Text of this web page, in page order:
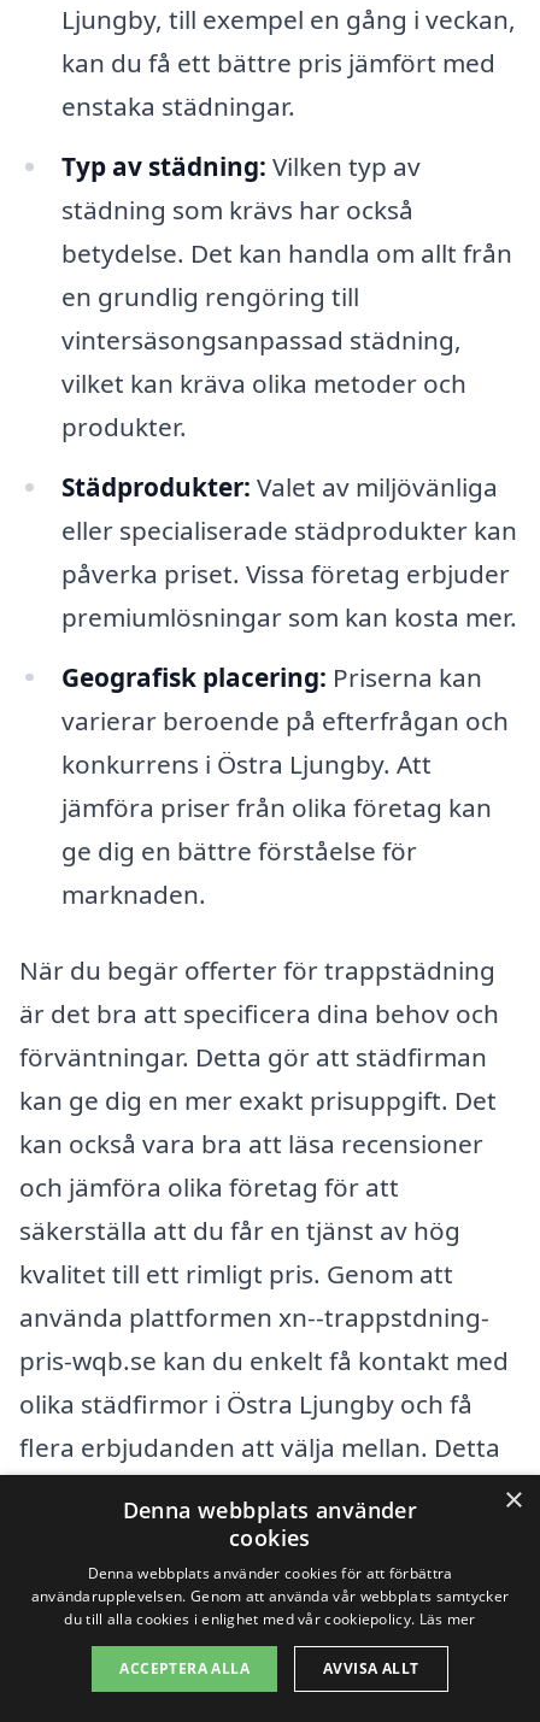
Ljungby, till exempel en gång i veckan,
kan du få ett bättre pris jämfört med
enstaka städningar.
Typ av städning: Vilken typ av
städning som krävs har också
betydelse. Det kan handla om allt från
en grundlig rengöring till
vintersäsongsanpassad städning,
vilket kan kräva olika metoder och
produkter.
Städprodukter: Valet av miljövänliga
eller specialiserade städprodukter kan
påverka priset. Vissa företag erbjuder
premiumlösningar som kan kosta mer.
Geografisk placering: Priserna kan
varierar beroende på efterfrågan och
konkurrens i Östra Ljungby. Att
jämföra priser från olika företag kan
ge dig en bättre förståelse för
marknaden.
När du begär offerter för trappstädning
är det bra att specificera dina behov och
förväntningar. Detta gör att städfirman
kan ge dig en mer exakt prisuppgift. Det
kan också vara bra att läsa recensioner
och jämföra olika företag för att
säkerställa att du får en tjänst av hög
kvalitet till ett rimligt pris. Genom att
använda plattformen xn--trappstdning-
pris-wqb.se kan du enkelt få kontakt med
olika städfirmor i Östra Ljungby och få
flera erbjudanden att välja mellan. Detta
lösningen för dina städbehov.
Få 3 erbjudanden, gratis och utan
förpliktelser
×
Denna webbplats använder
cookies
Denna webbplats använder cookies för att förbättra
användarupplevelsen. Genom att använda vår webbplats samtycker
du till alla cookies i enlighet med vår cookiepolicy. Läs mer
ACCEPTERA ALLA AVVISA ALLT